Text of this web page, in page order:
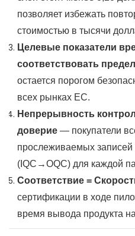
позволяет избежать
стоимостью в тысячи
Целевые показатели
соответствовать
остается порогом
всех рынках ЕС.
Непрерывность
доверие — покупатели
прослеживаемых записей
(IQC→OQC) для каждой
Соответствие =
сертификации в ходе
время вывода продукта